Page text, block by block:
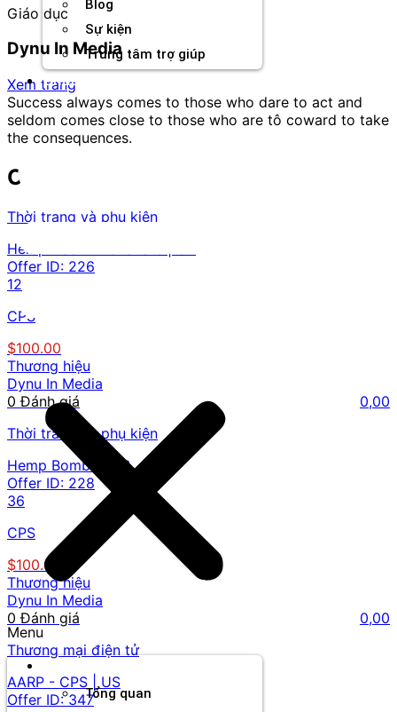
Blog
Sự kiện
Trung tâm trợ giúp
Chương Trình Creator
Menu
Tổng quan
Giáo dục
Dynu In Media
Xem trang
Success always comes to those who dare to act and
seldom comes close to those who are tô coward to take
the consequences.
Offer tương tự
Thời trang và phụ kiện
Hemp Hash - RevShare | UK
Offer ID: 226
12
CPS
$100.00
Thương hiệu
Dynu In Media
0 Đánh giá
0,00
Thời trang và phụ kiện
Hemp Bombs | US
Offer ID: 228
36
CPS
$100.00
Thương hiệu
Dynu In Media
0 Đánh giá
0,00
Thương mại điện tử
AARP - CPS | US
Offer ID: 347